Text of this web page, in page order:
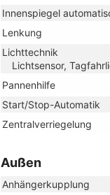
Innenspiegel
Lenkung
Lichttechnik
Lichtsensor,
Pannenhilfe
Start/Stop-Automatik
Zentralverriegelung
Außen
Anhängerkupplung